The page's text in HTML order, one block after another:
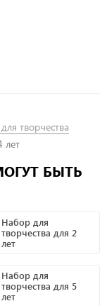
творчества
лет
БЫТЬ
Набор для
творчества для 2
лет
Набор для
творчества для 5
лет